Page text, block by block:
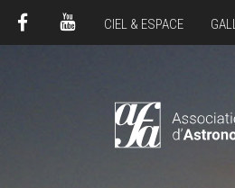
CIEL & ESPACE